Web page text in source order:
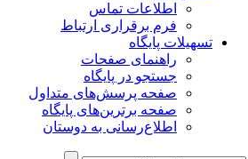
اطلاعات تماس
فرم برقراری ارتباط
تسهیلات پایگاه
راهنمای صفحات
جستجو در پایگاه
صفحه پرسش‌های متداول
صفحه برترین‌های پایگاه
اطلاع‌رسانی به دوستان